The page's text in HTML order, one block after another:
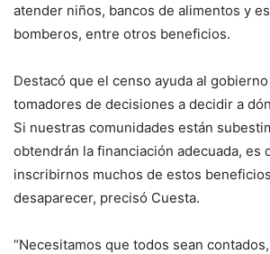
atender niños, bancos de alimentos y
bomberos, entre otros beneficios.
Destacó que el censo ayuda al
tomadores de decisiones a decidir a
Si nuestras comunidades están
obtendrán la financiación adecuada, es
inscribirnos muchos de estos
desaparecer, precisó Cuesta.
“Necesitamos que todos sean